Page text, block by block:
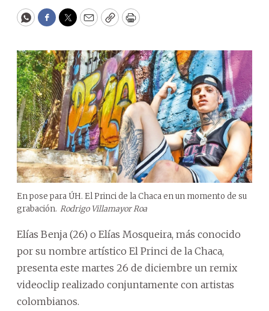
WhatsApp
Facebook
Twitter
EmailCopyPrint
En pose para ÚH. El Princi de la Chaca en un momento de su
grabación. Rodrigo Villamayor Roa
Elías Benja (26) o Elías Mosqueira, más conocido
por su nombre artístico El Princi de la Chaca,
presenta este martes 26 de diciembre un remix
videoclip realizado conjuntamente con artistas
colombianos.